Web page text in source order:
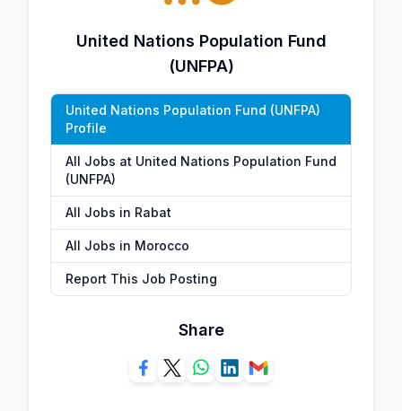
United Nations Population Fund
(UNFPA)
United Nations Population Fund (UNFPA)
Profile
All Jobs at United Nations Population Fund
(UNFPA)
All Jobs in Rabat
All Jobs in Morocco
Report This Job Posting
Share